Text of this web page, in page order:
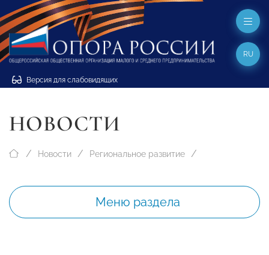
Версия для слабовидящих
RU
НОВОСТИ
Новости Региональное развитие
Меню раздела